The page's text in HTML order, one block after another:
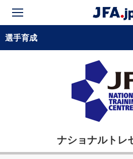
選手育成
ナショナルトレ